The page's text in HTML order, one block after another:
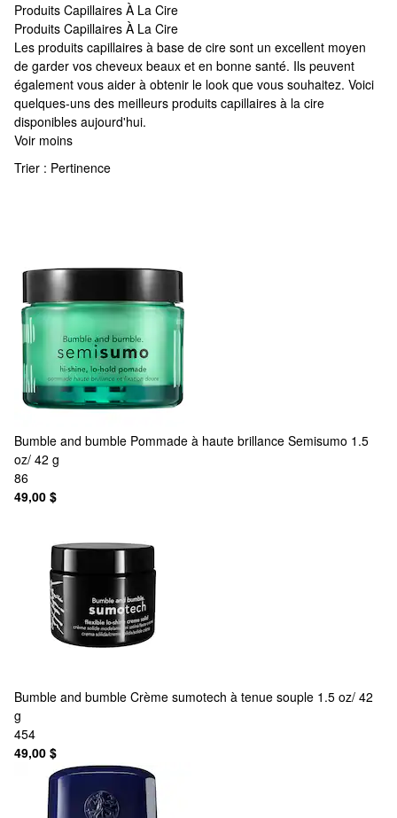
Produits Capillaires À La Cire
Produits Capillaires À La Cire
Produits Capillaires À La Cire
Les produits capillaires à base de cire sont un excellent moyen
de garder vos cheveux beaux et en bonne santé. Ils peuvent
également vous aider à obtenir le look que vous souhaitez. Voici
quelques-uns des meilleurs produits capillaires à la cire
disponibles aujourd'hui.
Voir moins
Trier : Pertinence
Bumble and bumble Pommade à haute brillance Semisumo 1.5
oz/ 42 g
86
49,00 $
Bumble and bumble Crème sumotech à tenue souple 1.5 oz/ 42
g
454
49,00 $